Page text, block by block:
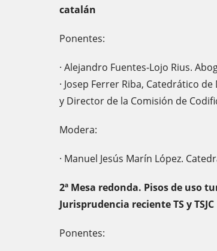
catalán
Ponentes:
· Alejandro Fuentes-Lojo Rius.
· Josep Ferrer Riba, Catedrático
y Director de la Comisión de
Modera:
· Manuel Jesús Marín López.
2ª Mesa redonda. Pisos de uso
Jurisprudencia reciente TS y TSJC
Ponentes: